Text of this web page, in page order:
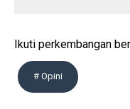
Ikuti perkembangan
# Opini